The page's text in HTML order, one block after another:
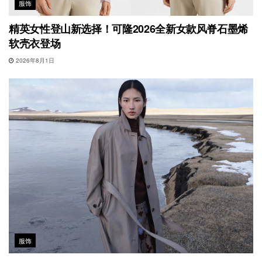
服饰
精英女性登山新选择！可隆2026全新女款风脊石墨烯
软壳衣登场
2026年8月1日
服饰